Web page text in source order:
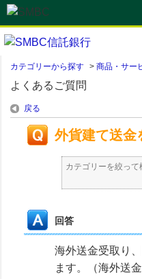
カテゴリーから探す > 商品・サー
よくあるご質問
戻る
外貨建て送金
カテゴリーを絞って
回答
海外送金受取り
ます。（海外送